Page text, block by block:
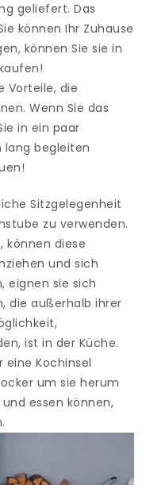
geliefert. Das
können Ihr Zuhause
können Sie sie in
Vorteile, die
Wenn Sie das
in ein paar
lang begleiten
Sitzgelegenheit
zu verwenden.
können diese
und sich
eignen sie sich
die außerhalb ihrer
ist in der Küche.
eine Kochinsel
um sie herum
essen können,